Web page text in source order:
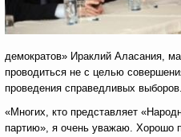
демократов» Ираклий Аласания,
проводиться не с целью
проведения справедливых выборов.
«Многих, кто представляет
партию», я очень уважаю. Хорошо